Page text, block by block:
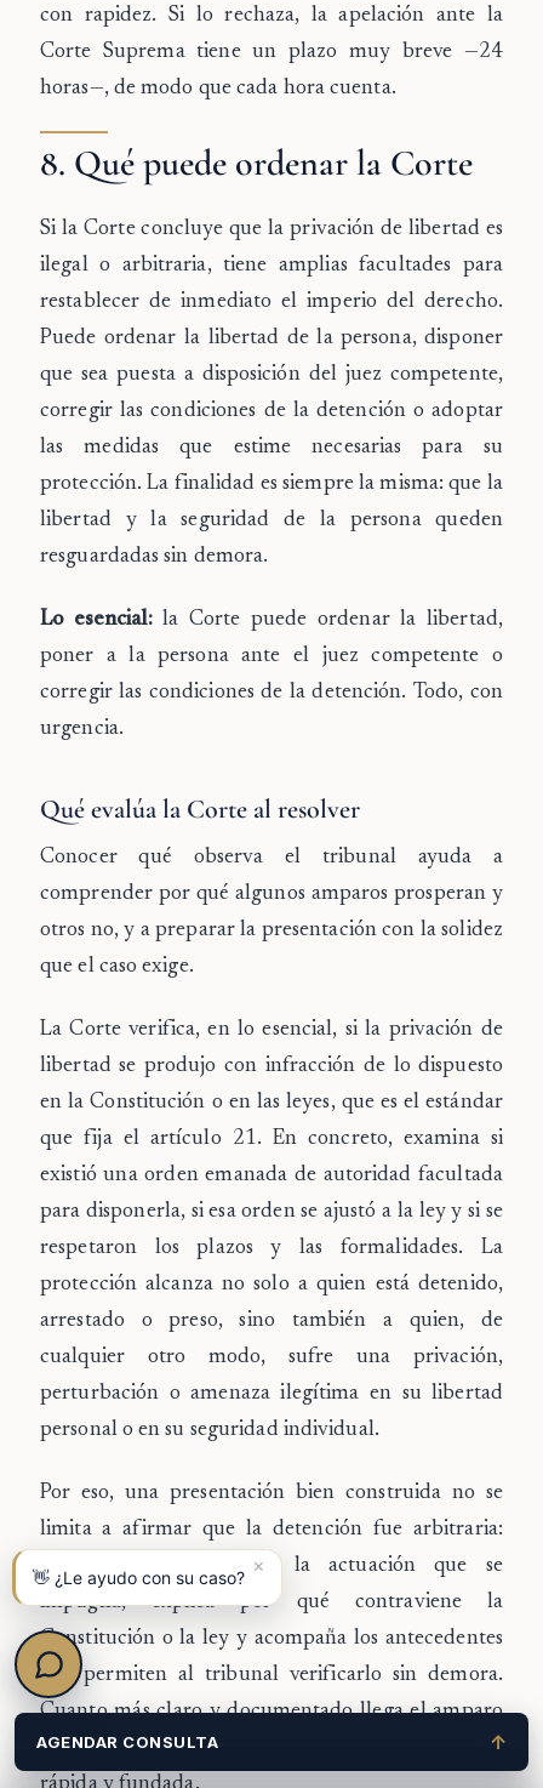
con rapidez. Si lo rechaza, la apelación ante la
Corte Suprema tiene un plazo muy breve —24
horas—, de modo que cada hora cuenta.
8. Qué puede ordenar la Corte
Si la Corte concluye que la privación de libertad es
ilegal o arbitraria, tieneamplias facultades para
restablecer de inmediato el imperio del derecho.
Puede ordenar la libertad de la persona, disponer
que seapuesta a disposición del juez competente,
corregir lascondiciones de la detención o adoptar
las medidas que estime necesarias para su
protección. La finalidad es siempre la misma: que la
libertad y la seguridad de la persona queden
resguardadas sin demora.
Lo esencial:la Corte puede ordenar la libertad,
poner a la persona ante el juez competente o
corregir las condiciones de la detención. Todo, con
urgencia.
Qué evalúa la Corte al resolver
Conocer qué observa el tribunal ayuda a
comprender por qué algunos amparos prosperan y
otros no, y a preparar la presentación con la solidez
que el caso exige.
La Corte verifica, en lo esencial, si la privación de
libertad se produjo con infracción de lo dispuesto
en la Constitución o en las leyes, que es el estándar
que fija el artículo 21. En concreto, examina si
existió una orden emanada de autoridad facultada
para disponerla, si esa orden se ajustó a la ley y si se
respetaron los plazos y las formalidades. La
protección alcanza no solo a quien está detenido,
arrestado o preso, sino también a quien, de
cualquier otro modo, sufre una privación,
perturbación o amenaza ilegítima en su libertad
personal o en su seguridad individual.
Por eso, una presentación bien construida no se
limita a afirmar que la detención fue arbitraria:
identifica con precisión la actuación que se
impugna, explica por qué contraviene la
Constitución o la ley y acompaña los antecedentes
que permiten al tribunal verificarlo sin demora.
Cuanto más claro y documentado llega el amparo
a la Corte, más fácil resulta adoptar una decisión
×
👋 ¿Le ayudo con su caso?
AGENDAR CONSULTA ↑